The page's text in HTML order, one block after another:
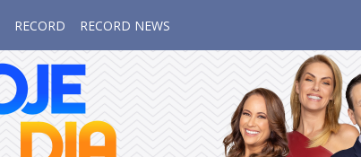
RECORD RECORD NEWS